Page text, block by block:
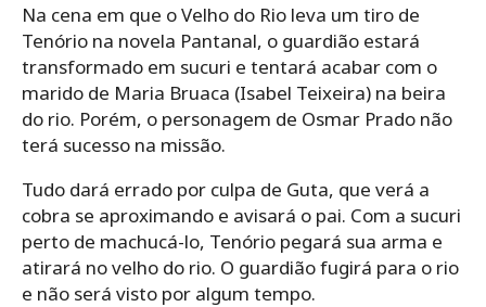
Na cena em que o Velho do Rio leva um tiro de
Tenório na novela Pantanal, o guardião estará
transformado em sucuri e tentará acabar com o
marido de Maria Bruaca (Isabel Teixeira) na beira
do rio. Porém, o personagem de Osmar Prado não
terá sucesso na missão.
Tudo dará errado por culpa de Guta, que verá a
cobra se aproximando e avisará o pai. Com a sucuri
perto de machucá-lo, Tenório pegará sua arma e
atirará no velho do rio. O guardião fugirá para o rio
e não será visto por algum tempo.